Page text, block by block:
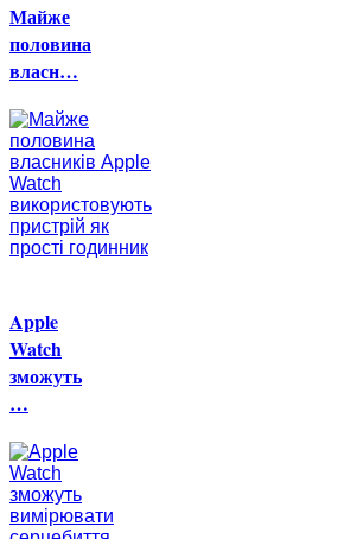
Майже
половина
власн…
Apple
Watch
зможуть
…